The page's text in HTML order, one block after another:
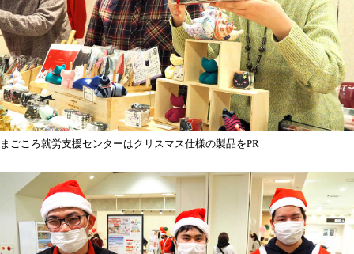
まごころ就労支援センターはクリスマス仕様の製品をPR